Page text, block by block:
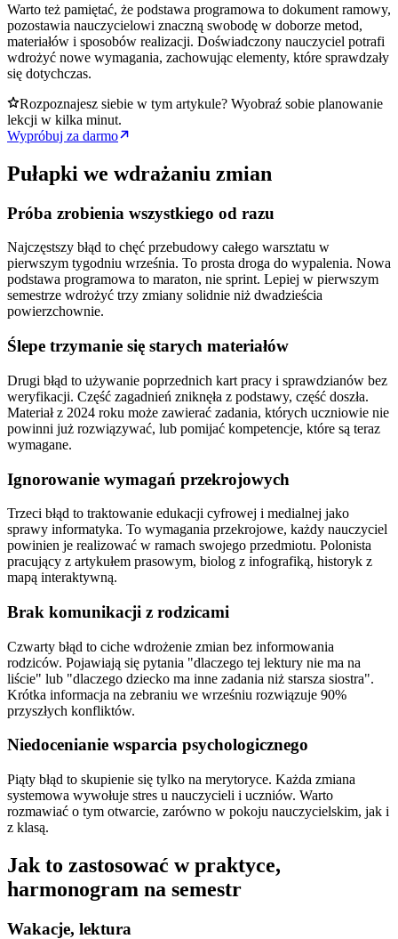
Warto też pamiętać, że podstawa programowa to dokument ramowy,
pozostawia nauczycielowi znaczną swobodę w doborze metod,
materiałów i sposobów realizacji. Doświadczony nauczyciel potrafi
wdrożyć nowe wymagania, zachowując elementy, które sprawdzały
się dotychczas.
Rozpoznajesz siebie w tym artykule? Wyobraź sobie planowanie
lekcji w kilka minut.
Wypróbuj za darmo
Pułapki we wdrażaniu zmian
Próba zrobienia wszystkiego od razu
Najczęstszy błąd to chęć przebudowy całego warsztatu w
pierwszym tygodniu września. To prosta droga do wypalenia. Nowa
podstawa programowa to maraton, nie sprint. Lepiej w pierwszym
semestrze wdrożyć trzy zmiany solidnie niż dwadzieścia
powierzchownie.
Ślepe trzymanie się starych materiałów
Drugi błąd to używanie poprzednich kart pracy i sprawdzianów bez
weryfikacji. Część zagadnień zniknęła z podstawy, część doszła.
Materiał z 2024 roku może zawierać zadania, których uczniowie nie
powinni już rozwiązywać, lub pomijać kompetencje, które są teraz
wymagane.
Ignorowanie wymagań przekrojowych
Trzeci błąd to traktowanie edukacji cyfrowej i medialnej jako
sprawy informatyka. To wymagania przekrojowe, każdy nauczyciel
powinien je realizować w ramach swojego przedmiotu. Polonista
pracujący z artykułem prasowym, biolog z infografiką, historyk z
mapą interaktywną.
Brak komunikacji z rodzicami
Czwarty błąd to ciche wdrożenie zmian bez informowania
rodziców. Pojawiają się pytania "dlaczego tej lektury nie ma na
liście" lub "dlaczego dziecko ma inne zadania niż starsza siostra".
Krótka informacja na zebraniu we wrześniu rozwiązuje 90%
przyszłych konfliktów.
Niedocenianie wsparcia psychologicznego
Piąty błąd to skupienie się tylko na merytoryce. Każda zmiana
systemowa wywołuje stres u nauczycieli i uczniów. Warto
rozmawiać o tym otwarcie, zarówno w pokoju nauczycielskim, jak i
z klasą.
Jak to zastosować w praktyce,
harmonogram na semestr
Wakacje, lektura